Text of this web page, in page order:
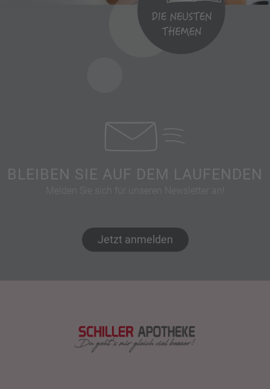
BLEIBEN SIE AUF DEM LAUFENDEN
Melden Sie sich für unseren Newsletter an!
Jetzt anmelden